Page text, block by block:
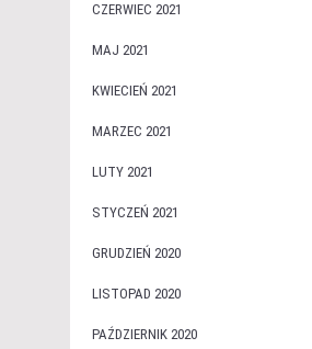
CZERWIEC 2021
MAJ 2021
KWIECIEŃ 2021
MARZEC 2021
LUTY 2021
STYCZEŃ 2021
GRUDZIEŃ 2020
LISTOPAD 2020
PAŹDZIERNIK 2020